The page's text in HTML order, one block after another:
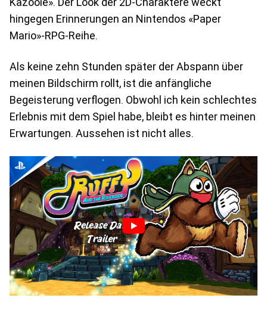
hingegen Erinnerungen an Nintendos «Paper
Mario»-RPG-Reihe.
Als keine zehn Stunden später der Abspann über
meinen Bildschirm rollt, ist die anfängliche
Begeisterung verflogen. Obwohl ich kein schlechtes
Erlebnis mit dem Spiel habe, bleibt es hinter meinen
Erwartungen. Aussehen ist nicht alles.